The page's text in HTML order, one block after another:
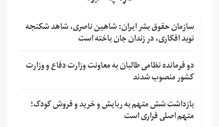
سازمان حقوق بشر ایران: شاهین ناصری، شاهد شکنجه
نوید افکاری، در زندان جان باخته است
دو فرمانده نظامی طالبان به معاونت وزارت دفاع و وزارت
کشور منصوب شدند
بازداشت شش متهم به ربایش و خرید و فروش کودک؛
متهم اصلی فراری است